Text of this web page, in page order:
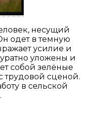
несущий
одет в темную
усилие и
уложены и
собой зелёные
трудовой сценой.
в сельской